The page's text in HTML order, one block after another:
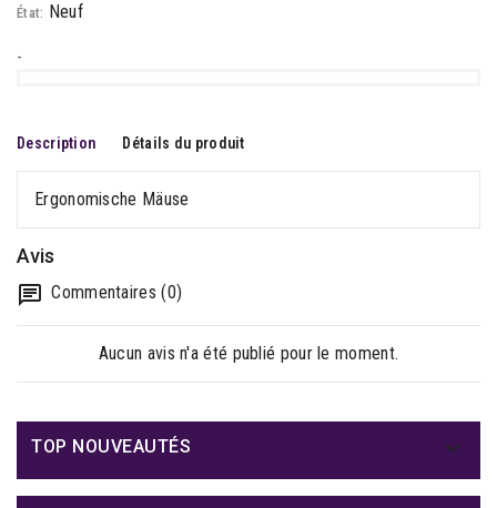
État: Neuf
-
Description Détails du produit
Ergonomische Mäuse
Avis
Commentaires (0)
Aucun avis n'a été publié pour le moment.
TOP NOUVEAUTÉS 